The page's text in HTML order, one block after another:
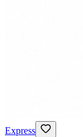
Express